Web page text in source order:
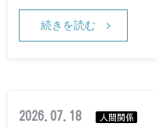
続きを読む
2026.07.18 人間関係